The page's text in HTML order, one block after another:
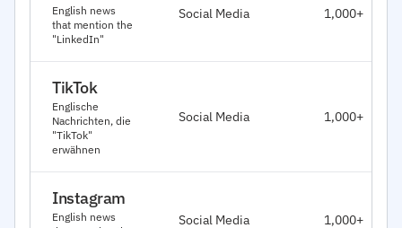
English news
that mention the
"LinkedIn"
Social Media 1,000+
TikTok
Englische
Nachrichten, die
"TikTok"
erwähnen
Social Media 1,000+
Instagram
English news
Social Media 1,000+